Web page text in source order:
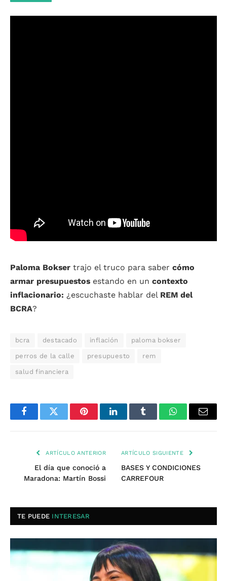
Paloma Bokser trajo el truco para saber cómo
armar presupuestos estando en un contexto
inflacionario: ¿escuchaste hablar del REM del
BCRA?
bcra destacado inflación paloma bokser
perros de la calle presupuesto rem
salud financiera
FacebookTwitter PinterestLinkedInTumblr WhatsAppEmail
ARTÍCULO ANTERIOR
El día que conoció a
Maradona: Martín Bossi
ARTÍCULO SIGUIENTE
BASES Y CONDICIONES
CARREFOUR
TE PUEDE INTERESAR